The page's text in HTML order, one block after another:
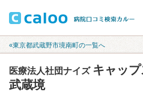
«東京都武蔵野市境南町の一覧へ
医療法人社団ナイズ キャッ
武蔵境